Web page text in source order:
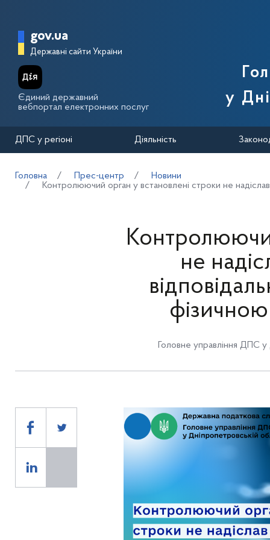
Головна сторінка Державної
gov.ua
Державні сайти України
Єдиний державний
вебпортал електронних послуг
у
ДПС у регіоні Діяльність
Головна Прес-центр
Новини
Контролюючий орган у встановлені строки не
не
Головне управління ДПС у